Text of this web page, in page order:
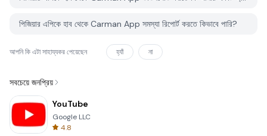
পিজিয়ার এপিকে হাব থেকে Carman App সমস্যা রিপোর্ট করতে কিভাবে পারি?
আপনি কি এটা সাহায্যকর পেয়েছেন হ্যাঁ না
সবচেয়ে জনপ্রিয়
YouTube
Google LLC
4.8